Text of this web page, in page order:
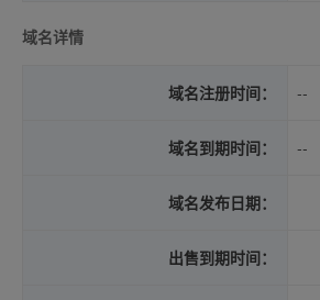
域名详情
域名注册时间： --
域名到期时间： --
域名发布日期：
出售到期时间：